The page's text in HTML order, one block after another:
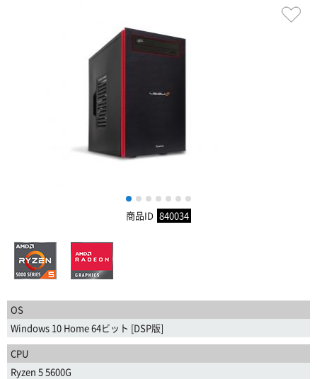
1 2 3 4 5 6
商品ID 840034
OS
Windows 10 Home 64ビット [DSP版]
CPU
Ryzen 5 5600G